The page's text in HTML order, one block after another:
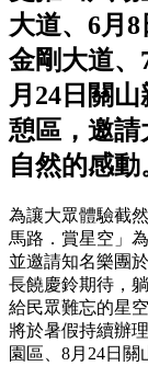
大道、6月
金剛大道、
月24日關
憩區，邀
自然的感動
為讓大眾體驗截
馬路．賞星空」
並邀請知名樂團
長饒慶鈴期待，
給民眾難忘的星
將於暑假持續辦
園區、8月24日